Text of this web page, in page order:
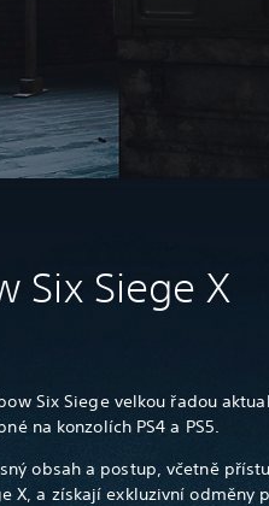
Six Siege X
Six Siege velkou řadou
na konzolích PS4 a PS5.
obsah a postup, včetně
X, a získají exkluzivní odměny